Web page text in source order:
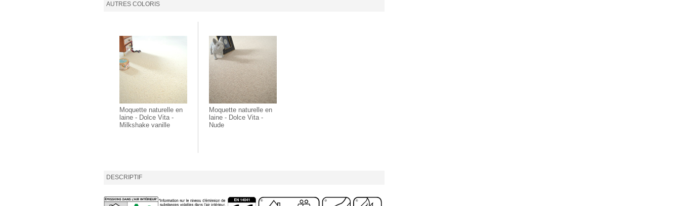
AUTRES COLORIS
Moquette naturelle en
laine - Dolce Vita -
Milkshake vanille
Moquette naturelle en
laine - Dolce Vita -
Nude
DESCRIPTIF